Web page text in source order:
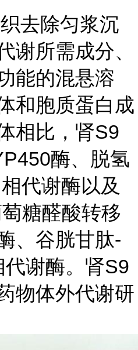
去除匀浆沉
谢所需成分、
能的混悬溶
和胞质蛋白成
相比，肾S9
酶、脱氢
代谢酶以及
糖醛酸转移
、谷胱甘肽-
谢酶。肾S9
物体外代谢研